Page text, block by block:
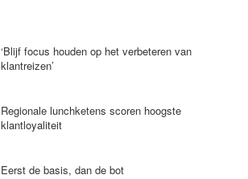
‘Blijf focus houden op het verbeteren van
klantreizen’
Regionale lunchketens scoren hoogste
klantloyaliteit
Eerst de basis, dan de bot